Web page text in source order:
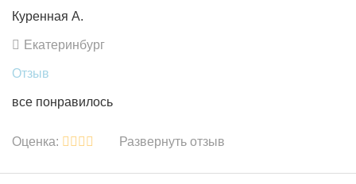
Куренная А.
Екатеринбург
Отзыв
все понравилось
Оценка: Развернуть отзыв